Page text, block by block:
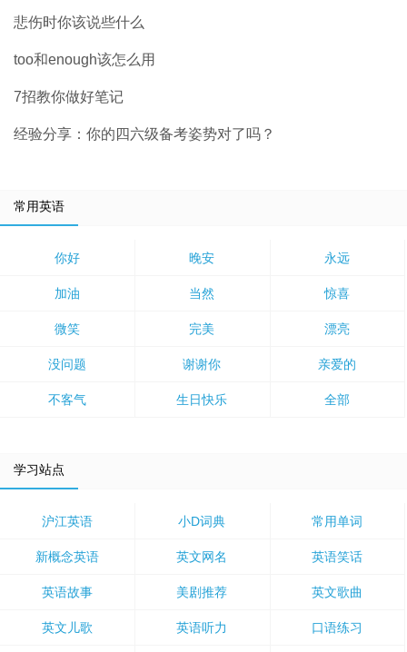
悲伤时你该说些什么
too和enough该怎么用
7招教你做好笔记
经验分享：你的四六级备考姿势对了吗？
常用英语
你好 晚安 永远
加油 当然 惊喜
微笑 完美 漂亮
没问题 谢谢你 亲爱的
不客气 生日快乐 全部
学习站点
沪江英语 小D词典 常用单词
新概念英语 英文网名 英语笑话
英语故事 美剧推荐 英文歌曲
英文儿歌 英语听力 口语练习